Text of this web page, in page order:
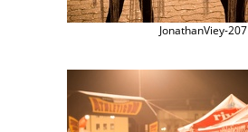
JonathanViey-207